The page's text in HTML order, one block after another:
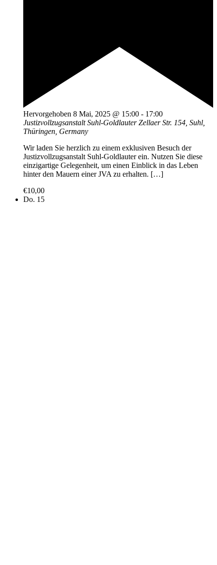
Hervorgehoben 8 Mai, 2025 @ 15:00 - 17:00
Justizvollzugsanstalt Suhl-GoldlauterZellaer Str. 154, Suhl,
Thüringen, Germany
Wir laden Sie herzlich zu einem exklusiven Besuch der
Justizvollzugsanstalt Suhl-Goldlauter ein. Nutzen Sie diese
einzigartige Gelegenheit, um einen Einblick in das Leben
hinter den Mauern einer JVA zu erhalten. […]
€10,00
Do. 15